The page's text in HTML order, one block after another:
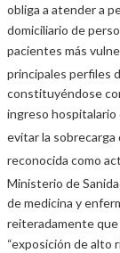
obliga a atender a
domiciliario de
pacientes más
principales perfiles
constituyéndose
ingreso hospitalario
evitar la
reconocida como
Ministerio de
de medicina y
reiteradamente que
“exposición de alto